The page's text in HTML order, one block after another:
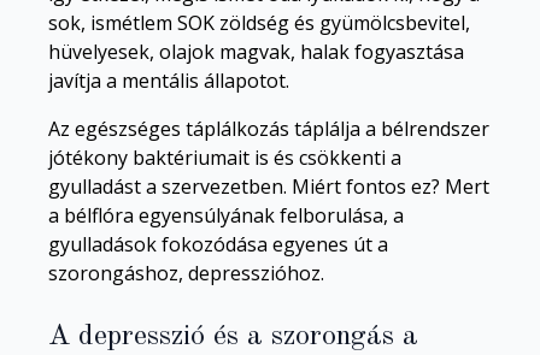
sok, ismétlem SOK zöldség és gyümölcsbevitel,
hüvelyesek, olajok magvak, halak fogyasztása
javítja a mentális állapotot.
Az egészséges táplálkozás táplálja a bélrendszer
jótékony baktériumait is és csökkenti a
gyulladást a szervezetben. Miért fontos ez? Mert
a bélflóra egyensúlyának felborulása, a
gyulladások fokozódása egyenes út a
szorongáshoz, depresszióhoz.
A depresszió és a szorongás a